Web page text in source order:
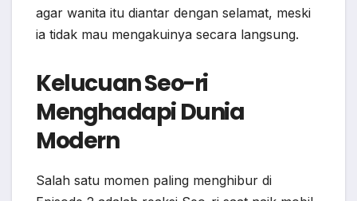
agar wanita itu diantar dengan selamat, meski
ia tidak mau mengakuinya secara langsung.
Kelucuan Seo-ri
Menghadapi Dunia
Modern
Salah satu momen paling menghibur di